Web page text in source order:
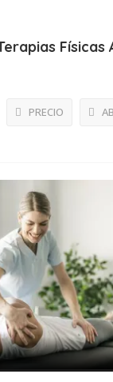
Físicas
PRECIO